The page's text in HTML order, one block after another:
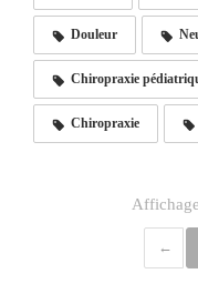
Douleur
Chiropraxie
Chiropraxie